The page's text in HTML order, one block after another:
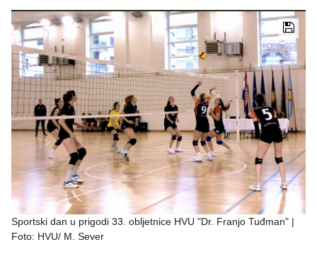
Sportski dan u prigodi 33. obljetnice HVU "Dr. Franjo Tuđman" |
Foto: HVU/ M. Sever